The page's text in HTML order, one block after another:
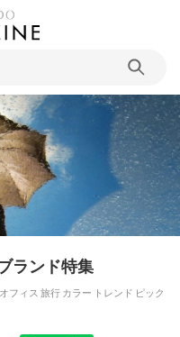
ランド特集
フィス 旅行 カラー トレンド ピック